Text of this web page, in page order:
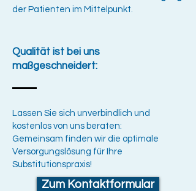
der Patienten im Mittelpunkt.
Qualität ist bei uns
maßgeschneidert:
Lassen Sie sich unverbindlich und
kostenlos von uns beraten:​
Gemeinsam finden wir die optimale
Versorgungslösung für Ihre
Substitutionspraxis!
Zum Kontaktformular